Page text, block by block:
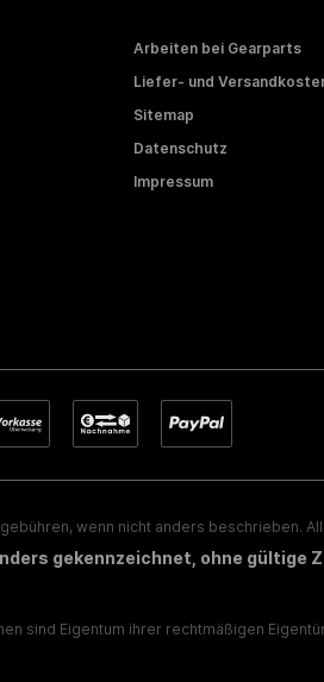
Arbeiten bei Gearparts
Liefer- und
Sitemap
Datenschutz
Impressum
wenn nicht anders beschrieben.
gekennzeichnet, ohne gültige
sind Eigentum ihrer rechtmäßigen